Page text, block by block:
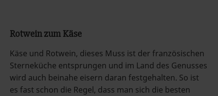
Rotwein zum Käse
Käse und Rotwein, dieses Muss ist der französischen
Sterneküche entsprungen und im Land des Genusses
wird auch beinahe eisern daran festgehalten. So ist
es fast schon die Regel, dass man sich die besten